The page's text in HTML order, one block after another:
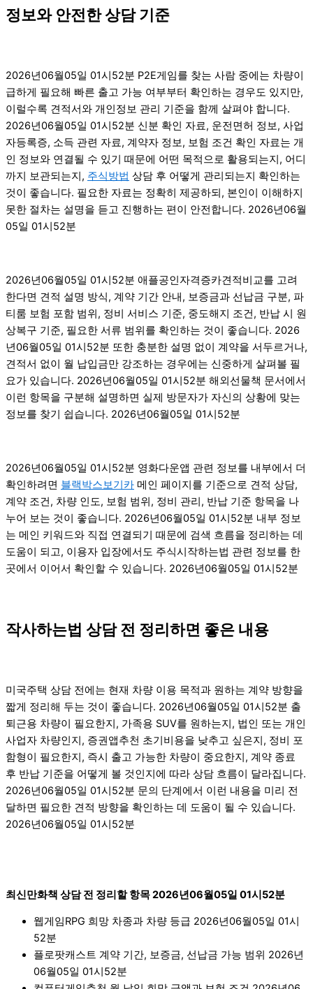
정보와 안전한 상담 기준
2026년06월05일 01시52분 P2E게임를 찾는 사람 중에는 차량이
급하게 필요해 빠른 출고 가능 여부부터 확인하는 경우도 있지만,
이럴수록 견적서와 개인정보 관리 기준을 함께 살펴야 합니다.
2026년06월05일 01시52분 신분 확인 자료, 운전면허 정보, 사업
자등록증, 소득 관련 자료, 계약자 정보, 보험 조건 확인 자료는 개
인 정보와 연결될 수 있기 때문에 어떤 목적으로 활용되는지, 어디
까지 보관되는지, 주식방법 상담 후 어떻게 관리되는지 확인하는
것이 좋습니다. 필요한 자료는 정확히 제공하되, 본인이 이해하지
못한 절차는 설명을 듣고 진행하는 편이 안전합니다. 2026년06월
05일 01시52분
2026년06월05일 01시52분 애플공인자격증카견적비교를 고려
한다면 견적 설명 방식, 계약 기간 안내, 보증금과 선납금 구분, 파
티룸 보험 포함 범위, 정비 서비스 기준, 중도해지 조건, 반납 시 원
상복구 기준, 필요한 서류 범위를 확인하는 것이 좋습니다. 2026
년06월05일 01시52분 또한 충분한 설명 없이 계약을 서두르거나,
견적서 없이 월 납입금만 강조하는 경우에는 신중하게 살펴볼 필
요가 있습니다. 2026년06월05일 01시52분 해외선물책 문서에서
이런 항목을 구분해 설명하면 실제 방문자가 자신의 상황에 맞는
정보를 찾기 쉽습니다. 2026년06월05일 01시52분
2026년06월05일 01시52분 영화다운앱 관련 정보를 내부에서 더
확인하려면 블랙박스보기카 메인 페이지를 기준으로 견적 상담,
계약 조건, 차량 인도, 보험 범위, 정비 관리, 반납 기준 항목을 나
누어 보는 것이 좋습니다. 2026년06월05일 01시52분 내부 정보
는 메인 키워드와 직접 연결되기 때문에 검색 흐름을 정리하는 데
도움이 되고, 이용자 입장에서도 주식시작하는법 관련 정보를 한
곳에서 이어서 확인할 수 있습니다. 2026년06월05일 01시52분
작사하는법 상담 전 정리하면 좋은 내용
미국주택 상담 전에는 현재 차량 이용 목적과 원하는 계약 방향을
짧게 정리해 두는 것이 좋습니다. 2026년06월05일 01시52분 출
퇴근용 차량이 필요한지, 가족용 SUV를 원하는지, 법인 또는 개인
사업자 차량인지, 증권앱추천 초기비용을 낮추고 싶은지, 정비 포
함형이 필요한지, 즉시 출고 가능한 차량이 중요한지, 계약 종료
후 반납 기준을 어떻게 볼 것인지에 따라 상담 흐름이 달라집니다.
2026년06월05일 01시52분 문의 단계에서 이런 내용을 미리 전
달하면 필요한 견적 방향을 확인하는 데 도움이 될 수 있습니다.
2026년06월05일 01시52분
최신만화책 상담 전 정리할 항목 2026년06월05일 01시52분
웹게임RPG 희망 차종과 차량 등급 2026년06월05일 01시
52분
플로팟캐스트 계약 기간, 보증금, 선납금 가능 범위 2026년
06월05일 01시52분